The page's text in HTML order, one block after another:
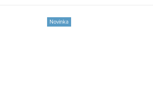
Novinka